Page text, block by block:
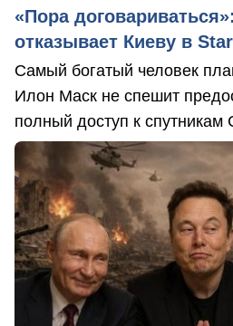
«Пора
отказывает Киеву в
Самый богатый человек
Илон Маск не спешит
полный доступ к спутникам